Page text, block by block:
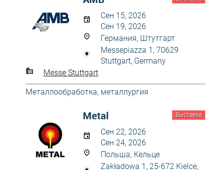
Сен 15, 2026
Сен 19, 2026
Германия, Штутгарт
Messepiazza 1, 70629
Stuttgart, Germany
Messe Stuttgart
Металлообработка, металлургия
Выставка
Metal
Сен 22, 2026
Сен 24, 2026
Польша, Кельце
Zakładowa 1, 25-672 Kielce,